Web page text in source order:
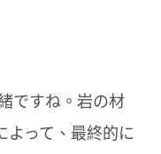
ですね。岩の材
よって、最終的に